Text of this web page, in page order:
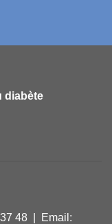
diabète
48 | Email: